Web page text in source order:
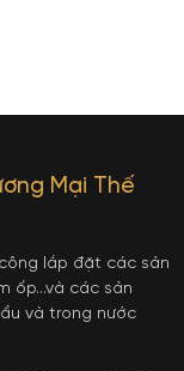
Mại Thế
lắp đặt các sản
ốp…và các sản
và trong nước